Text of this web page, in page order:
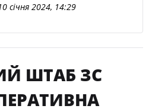
січня 2024, 14:29
ШТАБ ЗС